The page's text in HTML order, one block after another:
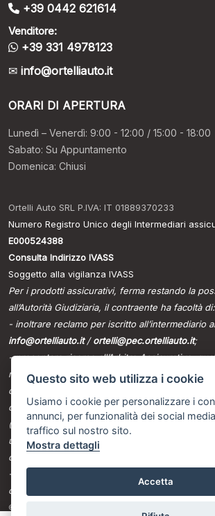
Questo sito web utilizza i cookie
Usiamo i cookie per personalizzare i
annunci, per funzionalità dei social
traffico sul nostro sito.
Mostra dettagli
Accetta
+39 0442 621614
Venditore:
+39 331 4978123
info@ortelliauto.it
ORARI DI APERTURA
Lunedì – Venerdì: 9:00 - 12:00 / 15:00 - 18:00
Sabato: Su Appuntamento
Domenica: Chiusi
Ortelli Auto SRL P.IVA: IT 01889370233
Numero Registro Unico degli Intermediari
E000524388
Consulta Indirizzo IVASS
Soggetto alla vigilanza IVASS
Per i prodotti assicurativi, ferma restando la
all’Autorità Giudiziaria, il contraente ha facoltà di:
- inoltrare reclamo per iscritto all’intermediario
info@ortelliauto.it/ortelli@pec.ortelliauto.it;
- presentare ricorso all’Arbitro Assicurativo,
ritenersi soddisfatto dall’esito del reclamo
di assenza di riscontro entro il termine di legge,
disponibile sul sito internet dello stesso
(www.arbitroassicurativo.org), dove è possibile
ulteriori requisiti di ammissibilità, le
di presentazione del ricorso e ogni altra
- avvalersi di altri eventuali sistemi alternativi di
controversie previsti dalla normativa vigente.
© Another site by